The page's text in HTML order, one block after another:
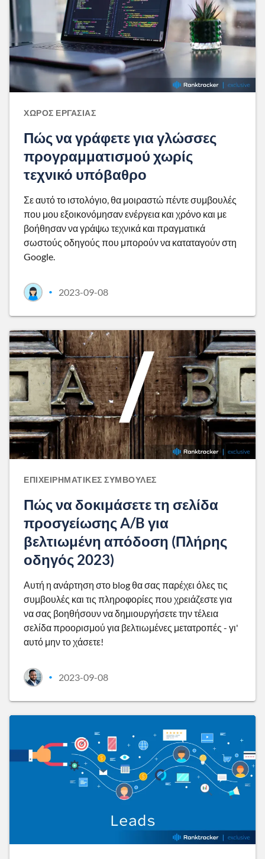
ΧΏΡΟΣ ΕΡΓΑΣΊΑΣ
Πώς να γράφετε για γλώσσες
προγραμματισμού χωρίς
τεχνικό υπόβαθρο
Σε αυτό το ιστολόγιο, θα μοιραστώ πέντε συμβουλές
που μου εξοικονόμησαν ενέργεια και χρόνο και με
βοήθησαν να γράψω τεχνικά και πραγματικά
σωστούς οδηγούς που μπορούν να καταταγούν στη
Google.
• 2023-09-08
ΕΠΙΧΕΙΡΗΜΑΤΙΚΈΣ ΣΥΜΒΟΥΛΈΣ
Πώς να δοκιμάσετε τη σελίδα
προσγείωσης A/B για
βελτιωμένη απόδοση (Πλήρης
οδηγός 2023)
Αυτή η ανάρτηση στο blog θα σας παρέχει όλες τις
συμβουλές και τις πληροφορίες που χρειάζεστε για
να σας βοηθήσουν να δημιουργήσετε την τέλεια
σελίδα προορισμού για βελτιωμένες μετατροπές - γι'
αυτό μην το χάσετε!
• 2023-09-08